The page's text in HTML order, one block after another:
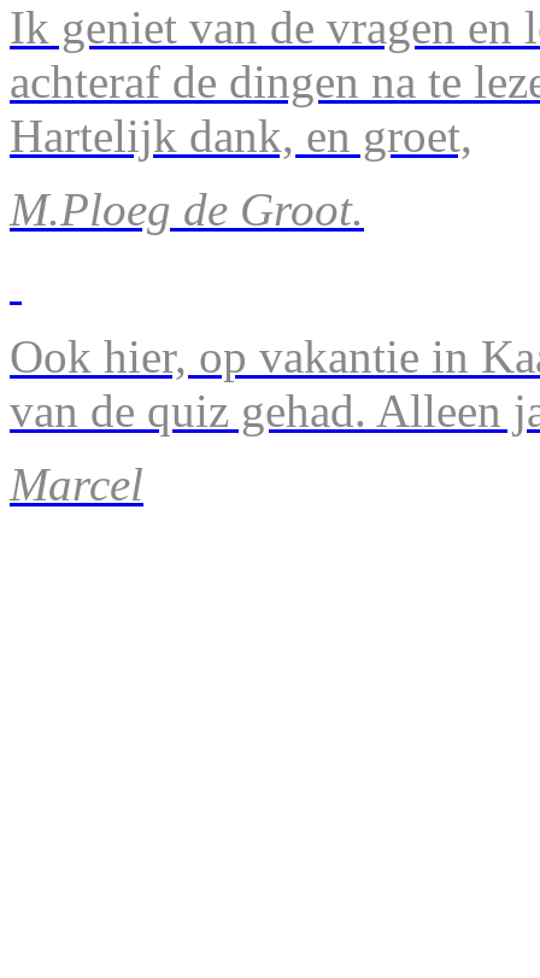
Ik geniet van de vragen en
achteraf de dingen na te
Hartelijk dank, en groet,
M.Ploeg de Groot.
Ook hier, op vakantie in
van de quiz gehad. Alleen
Marcel